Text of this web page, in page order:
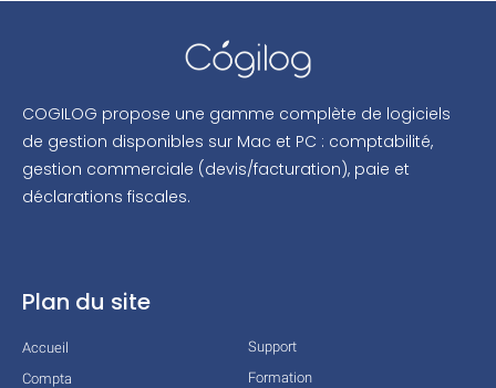
COGILOG propose une gamme complète de logiciels
de gestion disponibles sur Mac et PC : comptabilité,
gestion commerciale (devis/facturation), paie et
déclarations fiscales.
Plan du site
Accueil
Compta
Support
Formation